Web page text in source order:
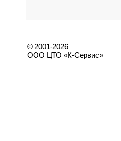
© 2001-2026
ООО ЦТО «К-Сервис»